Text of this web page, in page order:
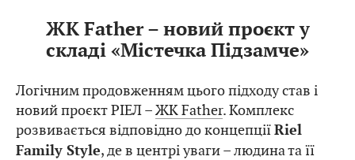
ЖК Father – новий проєкт у
складі «Містечка Підзамче»
Логічним продовженням цього підходу став і
новий проєкт РІЕЛ –ЖК Father. Комплекс
розвивається відповідно до концепціїRiel
Family Style, де в центрі уваги – людина та її